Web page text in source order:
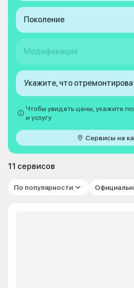
Поколение
Модификация
Укажите, что
Чтобы увидеть цены, укажите
и услугу
Сервисы на
11 сервисов
По популярности